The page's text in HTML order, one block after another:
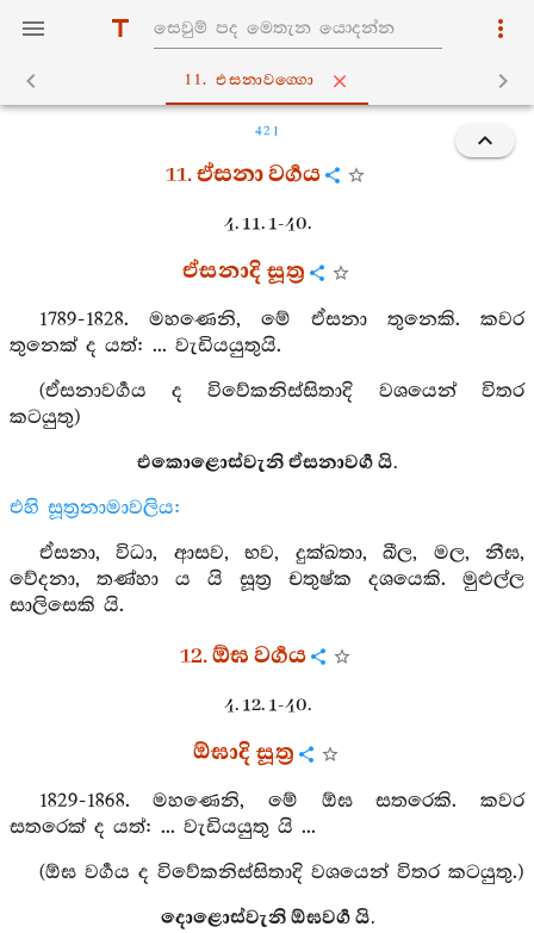
11. එසනාවග‍්ගො
421
11. ඒසනා වර්‍ගය
4. 11. 1-40.
ඒසනාදි සූත්‍ර
1789-1828. මහණෙනි, මේ ඒසනා තුනෙකි. කවර
තුනෙක් ද යත්: ... වැඩියයුතුයි.
(ඒසනාවර්‍ගය ද විවේකනිස්සිතාදි වශයෙන් විතර
කටයුතු)
එකොළොස්වැනි ඒසනාවර්‍ග යි.
එහි සූත්‍රනාමාවලිය:
ඒසනා, විධා, ආසව, භව, දුක්ඛතා, ඛීල, මල, නීඝ,
වේදනා, තණ්හා ය යි සූත්‍ර චතුෂ්ක දශයෙකි. මුළුල්ල
සාලිසෙකි යි.
12. ඕඝ වර්‍ගය
4. 12. 1-40.
ඕඝාදි සූත්‍ර
1829-1868. මහණෙනි, මේ ඕඝ සතරෙකි. කවර
සතරෙක් ද යත්: ... වැඩියයුතු යි ...
(ඕඝ වර්‍ගය ද විවේකනිස්සිතාදි වශයෙන් විතර කටයුතු.)
දොළොස්වැනි ඕඝවර්‍ග යි.